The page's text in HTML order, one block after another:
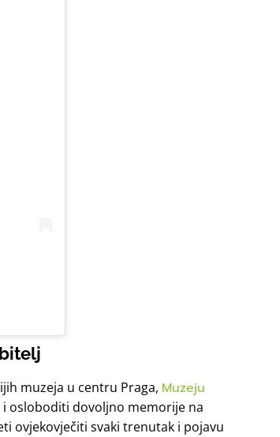
muzeja u centru Praga, Muzeju
osloboditi dovoljno memorije na
ovjekovječiti svaki trenutak i pojavu